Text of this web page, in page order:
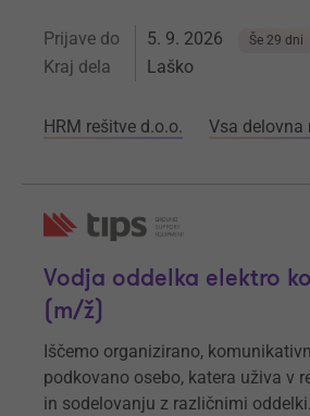
Prijave do 5. 9. 2026 Še 29 dni
Kraj dela Laško
HRM rešitve d.o.o. Vsa delovna
Vodja oddelka elektro
(m/ž)
Iščemo organizirano,
podkovano osebo, katera uživa v
in sodelovanju z različnimi oddelki.